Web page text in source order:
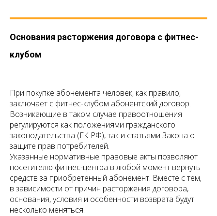
Основания расторжения договора с фитнес-
клубом
При покупке абонемента человек, как правило,
заключает с фитнес-клубом абонентский договор.
Возникающие в таком случае правоотношения
регулируются как положениями гражданского
законодательства (ГК РФ), так и статьями Закона о
защите прав потребителей.
Указанные нормативные правовые акты позволяют
посетителю фитнес-центра в любой момент вернуть
средств за приобретенный абонемент. Вместе с тем,
в зависимости от причин расторжения договора,
основания, условия и особенности возврата будут
несколько меняться.